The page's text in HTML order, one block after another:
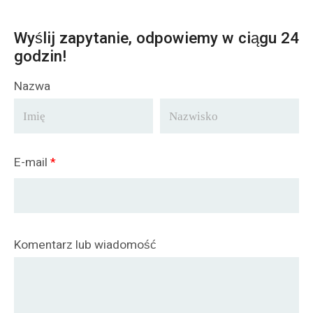
Wyślij zapytanie, odpowiemy w ciągu 24
godzin!
Nazwa
E-mail *
Komentarz lub wiadomość